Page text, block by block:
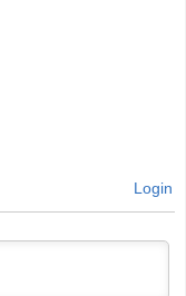
Login